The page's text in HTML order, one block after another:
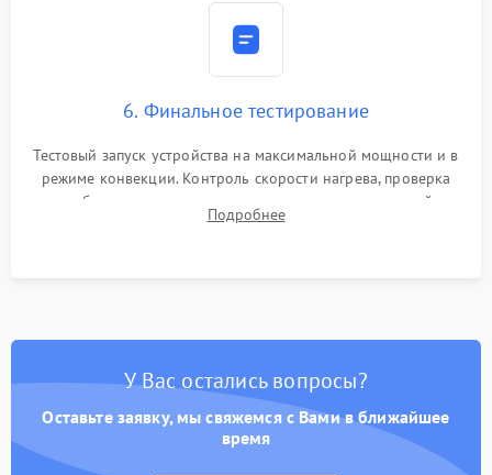
6. Финальное тестирование
Тестовый запуск устройства на максимальной мощности и в
режиме конвекции. Контроль скорости нагрева, проверка
срабатывания термостата при достижении заданной
температуры и тест на отсутствие утечек тока.
Подробнее
У Вас остались вопросы?
Оставьте заявку, мы свяжемся с Вами в ближайшее
время